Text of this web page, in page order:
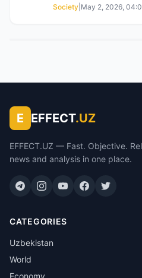
sotilgani maʼlum boʻldi
Society May 2, 2026,
E EFFECT.UZ
EFFECT.UZ — Fast. Objective.
news and analysis in one place.
CATEGORIES
Uzbekistan
World